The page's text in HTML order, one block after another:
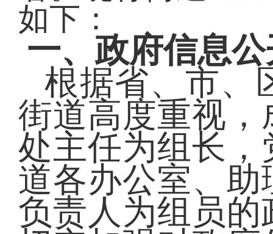
如下：
一、政府信息
根据省、市、
街道高度重视
处主任为组长
道各办公室、
负责人为组员